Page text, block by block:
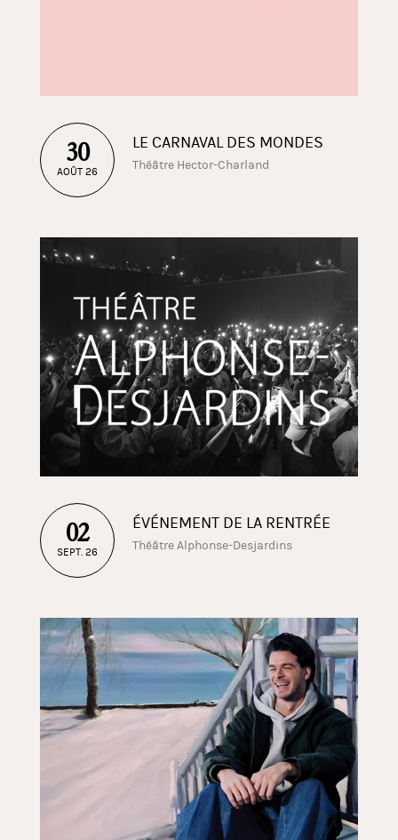
30
AOÛT 26
LE CARNAVAL DES MONDES
Théâtre Hector-Charland
02
SEPT. 26
ÉVÉNEMENT DE LA RENTRÉE
Théâtre Alphonse-Desjardins